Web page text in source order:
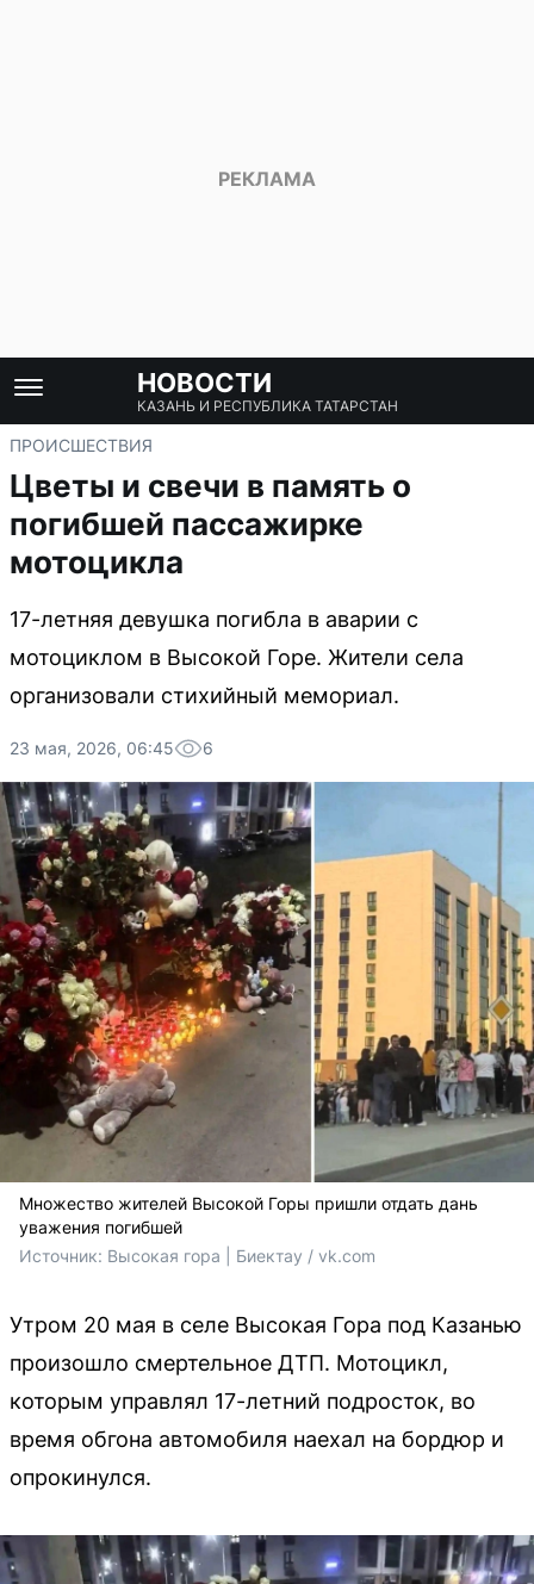
НОВОСТИ
КАЗАНЬ И РЕСПУБЛИКА ТАТАРСТАН
ПРОИСШЕСТВИЯ
Цветы и свечи в память о
погибшей пассажирке
мотоцикла
17-летняя девушка погибла в аварии с
мотоциклом в Высокой Горе. Жители села
организовали стихийный мемориал.
23 мая, 2026, 06:45 6
Множество жителей Высокой Горы пришли отдать дань
уважения погибшей
Источник: Высокая гора | Биектау / vk.com
Утром 20 мая в селе Высокая Гора под Казанью
произошло смертельное ДТП. Мотоцикл,
которым управлял 17-летний подросток, во
время обгона автомобиля наехал на бордюр и
опрокинулся.